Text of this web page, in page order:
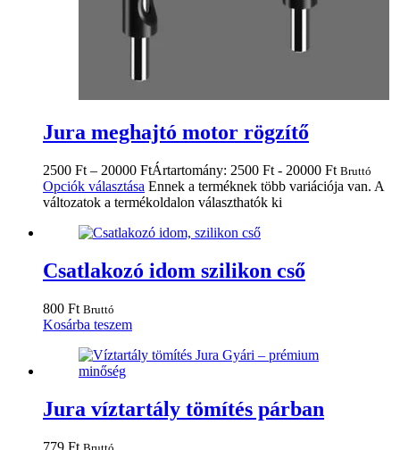
Jura meghajtó motor rögzítő
2500 Ft – 20000 FtÁrtartomány: 2500 Ft - 20000 Ft Bruttó
Opciók választása Ennek a terméknek több variációja van. A
változatok a termékoldalon választhatók ki
Csatlakozó idom szilikon cső
800 Ft Bruttó
Kosárba teszem
Jura víztartály tömítés párban
779 Ft